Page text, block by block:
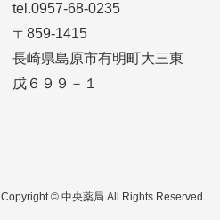
tel.0957-68-0235
〒859-1415
長崎県島原市有明町大三東
戊６９９－１
Copyright © 中央薬局 All Rights Reserved.